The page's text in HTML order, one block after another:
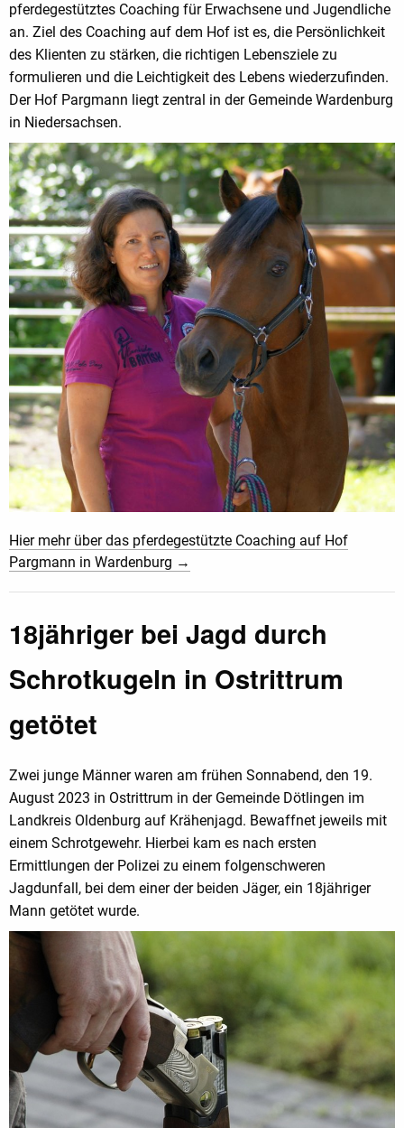
pferdegestütztes Coaching für Erwachsene und Jugendliche
an. Ziel des Coaching auf dem Hof ist es, die Persönlichkeit
des Klienten zu stärken, die richtigen Lebensziele zu
formulieren und die Leichtigkeit des Lebens wiederzufinden.
Der Hof Pargmann liegt zentral in der Gemeinde Wardenburg
in Niedersachsen.
Hier mehr über das pferdegestützte Coaching auf Hof
Pargmann in Wardenburg →
18jähriger bei Jagd durch
Schrotkugeln in Ostrittrum
getötet
Zwei junge Männer waren am frühen Sonnabend, den 19.
August 2023 in Ostrittrum in der Gemeinde Dötlingen im
Landkreis Oldenburg auf Krähenjagd. Bewaffnet jeweils mit
einem Schrotgewehr. Hierbei kam es nach ersten
Ermittlungen der Polizei zu einem folgenschweren
Jagdunfall, bei dem einer der beiden Jäger, ein 18jähriger
Mann getötet wurde.